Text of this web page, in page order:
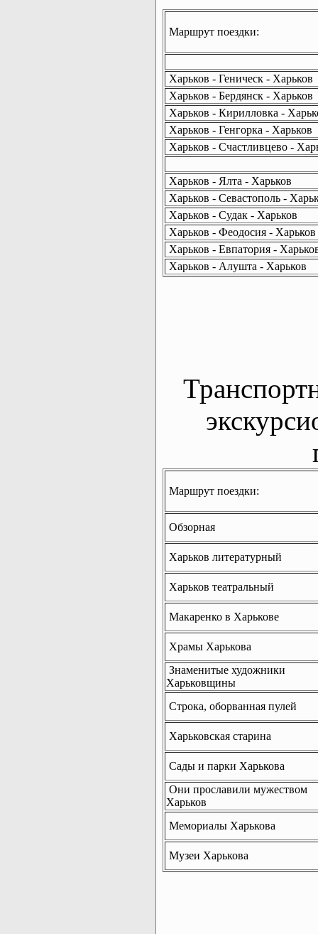
Маршрут поездки:
Харьков - Геническ - Харьков
Харьков - Бердянск - Харьков
Харьков - Кирилловка -
Харьков - Генгорка - Харьков
Харьков - Счастливцево -
Харьков - Ялта - Харьков
Харьков - Севастополь -
Харьков - Судак - Харьков
Харьков - Феодосия - Харьков
Харьков - Евпатория -
Харьков - Алушта - Харьков
Маршрут поездки:
Обзорная
Харьков литературный
Харьков театральный
Макаренко в Харькове
Храмы Харькова
Знаменитые художники
Харьковщины
Строка, оборванная пулей
Харьковская старина
Сады и парки Харькова
Они прославили мужеством
Харьков
Мемориалы Харькова
Музеи Харькова